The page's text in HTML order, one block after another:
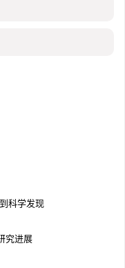
科学发现
究进展